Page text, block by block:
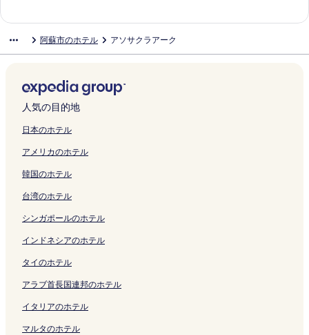
t
s
o
の
ペ
ジ
開
く
リ
ン
m
o
A
s
の
ー
を
開
く
リ
ク
リ
ン
O
の
ペ
ー
を
く
リ
ン
ク
リ
ン
t
の
ペ
ー
ジ
開
リ
ン
ク
R
o
r
の
ー
を
開
く
リ
ク
N
h
i
u
ペ
ジ
を
開
く
ン
開
く
ク
ジ
を
リ
ン
ク
く
リ
a
ー
ジ
を
開
リ
ク
ー
ジ
く
リ
ン
ク
K
O
G
-
o
t
e
l
の
ー
を
く
リ
ン
ク
e
a
k
r
の
ー
ジ
を
開
リ
ク
ー
ジ
く
リ
ン
ク
の
ペ
を
開
く
リ
ク
u
t
s
の
ー
を
開
く
リ
ク
B
k
p
c
e
s
の
ペ
ー
を
く
ン
ク
e
ペ
ー
ジ
を
く
ン
ク
e
y
a
o
e
n
o
m
o
i
ペ
ジ
を
開
く
阿蘇市のホテル アソサクラアーク
人気の目的地
日本のホテル
アメリカのホテル
韓国のホテル
台湾のホテル
シンガポールのホテル
インドネシアのホテル
タイのホテル
アラブ首長国連邦のホテル
イタリアのホテル
マルタのホテル